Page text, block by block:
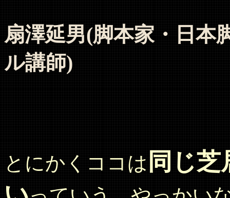
扇澤延男(脚本家・日本
ル講師)
とにかくココは 同じ